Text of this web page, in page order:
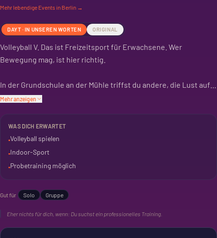
Mehr lebendige Events in Berlin →
DAYT · IN UNSEREN WORTEN ORIGINAL
Volleyball V. Das ist Freizeitsport für Erwachsene. Wer
Bewegung mag, ist hier richtig.
In der Grundschule an der Mühle triffst du andere, die Lust auf
Volleyball haben. Ein Probetraining ist möglich, falls du erst mal
Das Event findet indoor statt. Auch in den Schulferien geht es
weiter, dann aber nach Absprache.
Mehr anzeigen
WAS DICH ERWARTET
•Volleyball spielen
•Indoor-Sport
•Probetraining möglich
Gut für Solo Gruppe
Eher nichts für dich, wenn: Du suchst ein professionelles Training.